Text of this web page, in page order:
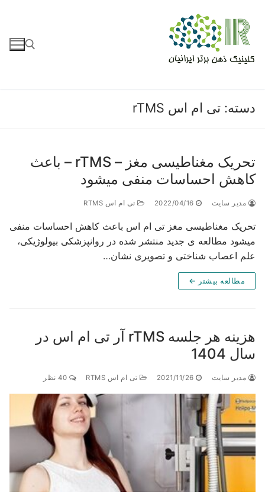
تی ام اس rTMS
تحریک مغناطیسی مغز – rTMS – باعث
احساسات منفی میشود
سایت 2022/04/16 تی ام اس RTMS
مغناطیسی مغز تی ام اس باعث کاهش احساسات منفی
مطالعه ی جدید منتشر شده در روانپزشکی بیولوژیکی،
اعصاب شناختی و تصویری نشان…
مطالعه بیشتر ←
هزینه هر جلسه rTMS آر تی ام اس در
1404
سایت 2021/11/26 تی ام اس RTMS 40 نظر